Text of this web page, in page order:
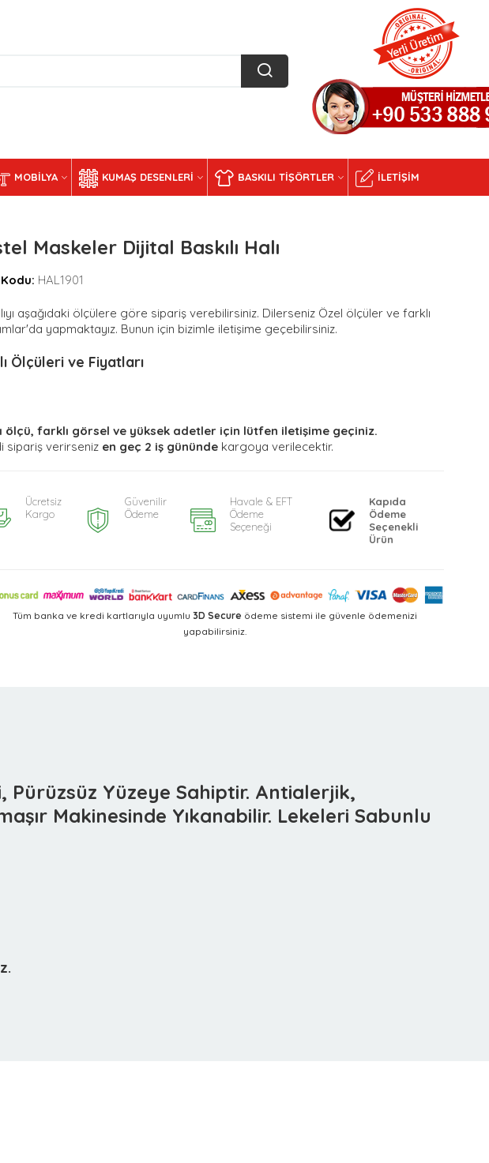
MOBILYA KUMAŞ DESENLERI BASKILI TIŞÖRTLER İLETIŞIM
Maskeler Dijital Baskılı Halı
HAL1901
aşağıdaki ölçülere göre sipariş verebilirsiniz. Dilerseniz Özel ölçüler ve farklı
yapmaktayız. Bunun için bizimle iletişime geçebilirsiniz.
Ölçüleri ve Fiyatları
ölçü, farklı görsel ve yüksek adetler için lütfen iletişime geçiniz.
sipariş verirseniz en geç 2 iş gününde kargoya verilecektir.
Ücretsiz
Kargo
Güvenilir
Ödeme
Havale & EFT
Ödeme
Seçeneği
Kapıda
Ödeme
Seçenekli
Ürün
Tüm banka ve kredi kartlarıyla uyumlu 3D Secure ödeme sistemi ile güvenle ödemenizi
yapabilirsiniz.
Yüzeye Sahiptir. Antialerjik,
Makinesinde Yıkanabilir. Lekeleri Sabunlu